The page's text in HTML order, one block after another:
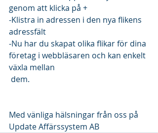
genom att klicka på +
-Klistra in adressen i den nya flikens
adressfält
-Nu har du skapat olika flikar för dina
företag i webbläsaren och kan enkelt
växla mellan
dem.
Med vänliga hälsningar från oss på
Update Affärssystem AB